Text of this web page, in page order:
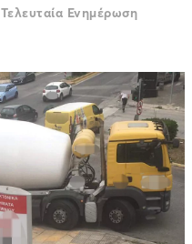
Τελευταία Ενημέρωση